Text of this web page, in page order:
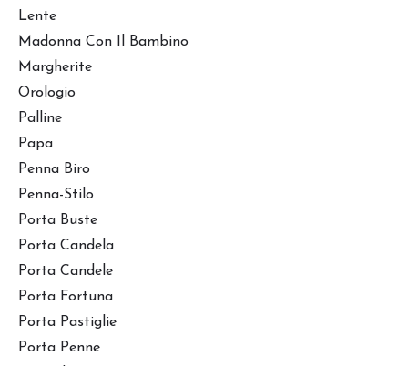
Lente
Madonna Con Il Bambino
Margherite
Orologio
Palline
Papa
Penna Biro
Penna-Stilo
Porta Buste
Porta Candela
Porta Candele
Porta Fortuna
Porta Pastiglie
Porta Penne